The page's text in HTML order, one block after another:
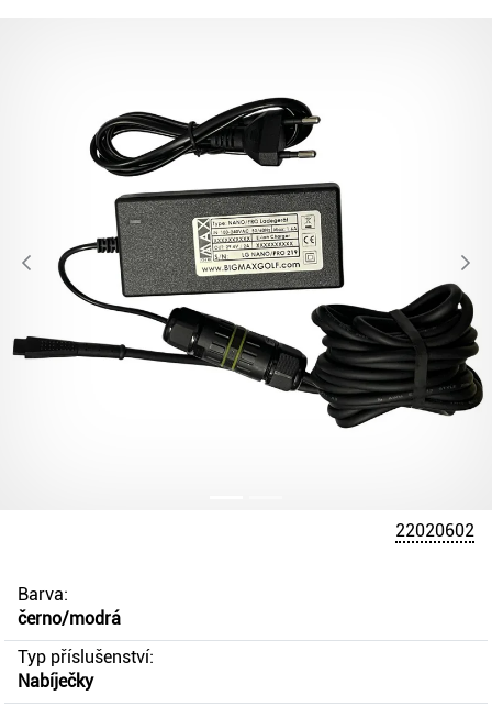
22020602
Barva:
černo/modrá
Typ příslušenství:
Nabíječky